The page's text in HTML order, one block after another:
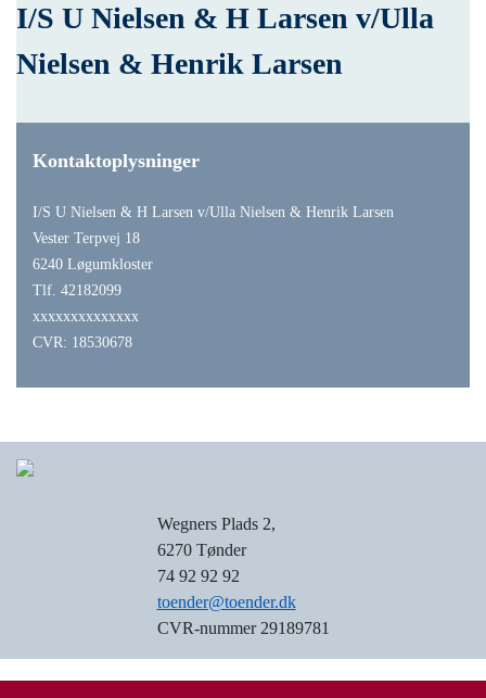
I/S U Nielsen & H Larsen v/Ulla
Nielsen & Henrik Larsen
Kontaktoplysninger
I/S U Nielsen & H Larsen v/Ulla Nielsen & Henrik Larsen
Vester Terpvej 18
6240 Løgumkloster
Tlf. 42182099
xxxxxxxxxxxxxx
CVR: 18530678
Wegners Plads 2,
6270 Tønder
74 92 92 92
toender@toender.dk
CVR-nummer 29189781